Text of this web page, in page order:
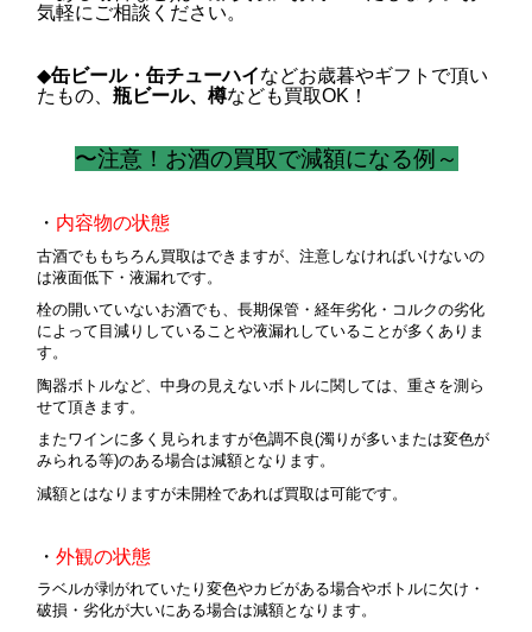
気軽にご相談ください。
◆缶ビール・缶チューハイなどお歳暮やギフトで頂い
たもの、瓶ビール、樽なども買取OK！
〜注意！お酒の買取で減額になる例～
・ 内容物の状態
古酒でももちろん買取はできますが、注意しなければいけないの
は液面低下・液漏れです。
栓の開いていないお酒でも、長期保管・経年劣化・コルクの劣化
によって目減りしていることや液漏れしていることが多くありま
す。
陶器ボトルなど、中身の見えないボトルに関しては、重さを測ら
せて頂きます。
またワインに多く見られますが色調不良(濁りが多いまたは変色が
みられる等)のある場合は減額となります。
減額とはなりますが未開栓であれば買取は可能です。
・外観の状態
ラベルが剥がれていたり変色やカビがある場合やボトルに欠け・
破損・劣化が大いにある場合は減額となります。